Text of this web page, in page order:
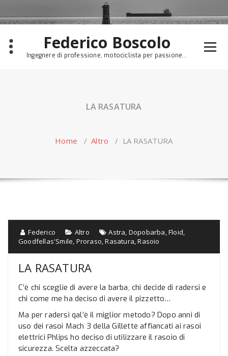
to
content
Federico Boscolo
Ingegnere di professione, motociclista per passione...
LA RASATURA
Home /Altro / LA RASATURA
Federico Altro Astra, Dopobarba,Floid,
Goodfellas'Smile, Proraso,Rasatura,Rasoio
LA RASATURA
C’è chi sceglie di avere la barba, chi decide di radersi e
chi come me ha deciso di avere il pizzetto…
Ma per radersi qal’è il miglior metodo? Dopo anni di
uso dei rasoi Mach 3 della Gillette affiancati ai rasoi
elettrici Phlips ho deciso di utilizzare il rasoio di
sicurezza. Scelta azzeccata?